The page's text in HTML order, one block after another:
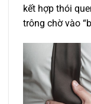
kết hợp thói
trông chờ vào